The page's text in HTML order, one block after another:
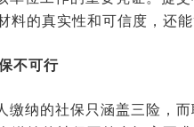
料的真实性和可信度，还能
不可行
缴纳的社保只涵盖三险，